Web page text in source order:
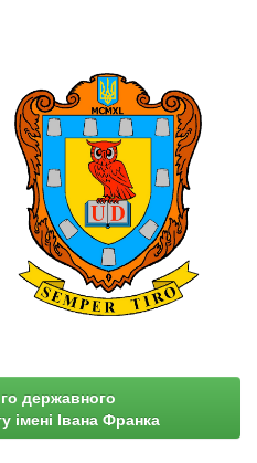
державного
імені Івана Франка